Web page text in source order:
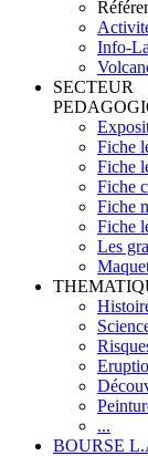
Info-
SECTEUR
Fiche
Fiche
Fiche
Fiche
Fiche
Les
...
BOURSE